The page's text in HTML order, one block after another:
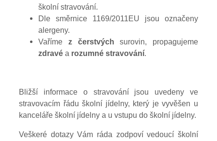
školní stravování.
Dle směrnice 1169/2011EU jsou označeny
alergeny.
Vaříme z čerstvých surovin, propagujeme
zdravé a rozumné stravování.
Bližší informace o stravování jsou uvedeny ve
stravovacím řádu školní jídelny, který je vyvěšen u
kanceláře školní jídelny a u vstupu do školní jídelny.
Veškeré dotazy Vám ráda zodpoví vedoucí školní